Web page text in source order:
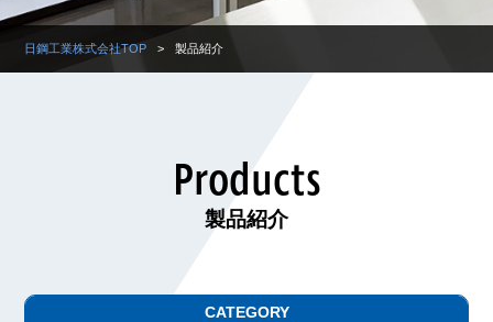
日鋼工業株式会社TOP 製品紹介
Products
製品紹介
CATEGORY